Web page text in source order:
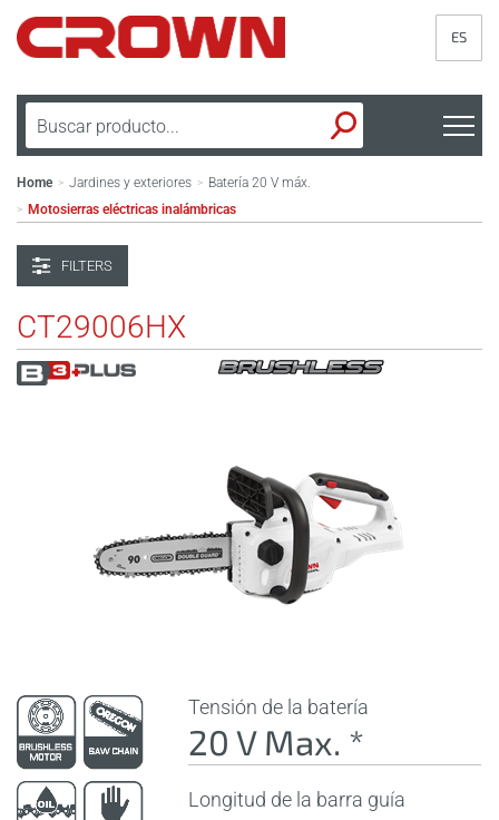
ES
Home > Jardines y exteriores > Batería 20 V máx.
> Motosierras eléctricas inalámbricas
FILTERS
CT29006HX
Tensión de la batería
20 V Max. *
Longitud de la barra guía